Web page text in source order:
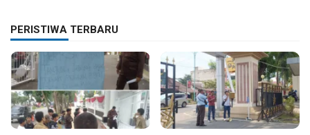
PERISTIWA TERBARU